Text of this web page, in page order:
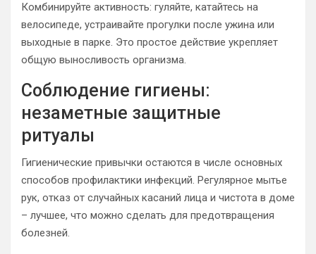
Комбинируйте активность: гуляйте, катайтесь на
велосипеде, устраивайте прогулки после ужина или
выходные в парке. Это простое действие укрепляет
общую выносливость организма.
Соблюдение гигиены:
незаметные защитные
ритуалы
Гигиенические привычки остаются в числе основных
способов профилактики инфекций. Регулярное мытье
рук, отказ от случайных касаний лица и чистота в доме
– лучшее, что можно сделать для предотвращения
болезней.